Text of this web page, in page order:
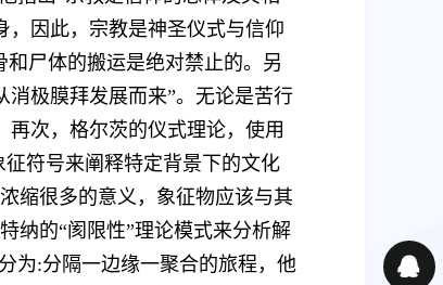
，因此，宗教是神圣仪式与信仰
尸体的搬运是绝对禁止的。另
极膜拜发展而来”。无论是苦行
次，格尔茨的仪式理论，使用
征符号来阐释特定背景下的文化
缩很多的意义，象征物应该与其
纳的“阂限性”理论模式来分析解
为:分隔一边缘一聚合的旅程，他